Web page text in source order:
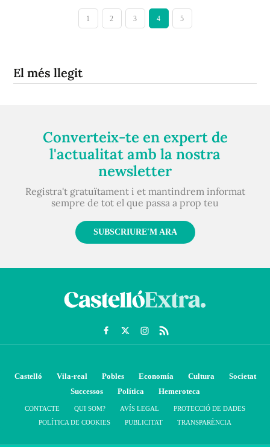
1 2 3 4 5
El més llegit
Converteix-te en expert de
l'actualitat amb la nostra
newsletter
Registra't gratuïtament i et mantindrem informat
sempre de tot el que passa a prop teu
SUBSCRIURE'M ARA
Castelló Vila-real Pobles Economía Cultura
Societat
Successos
Política Hemeroteca
CONTACTE QUI SOM? AVÍS LEGAL
PROTECCIÓ DE DADES
POLÍTICA DE COOKIES
PUBLICITAT TRANSPARÈNCIA